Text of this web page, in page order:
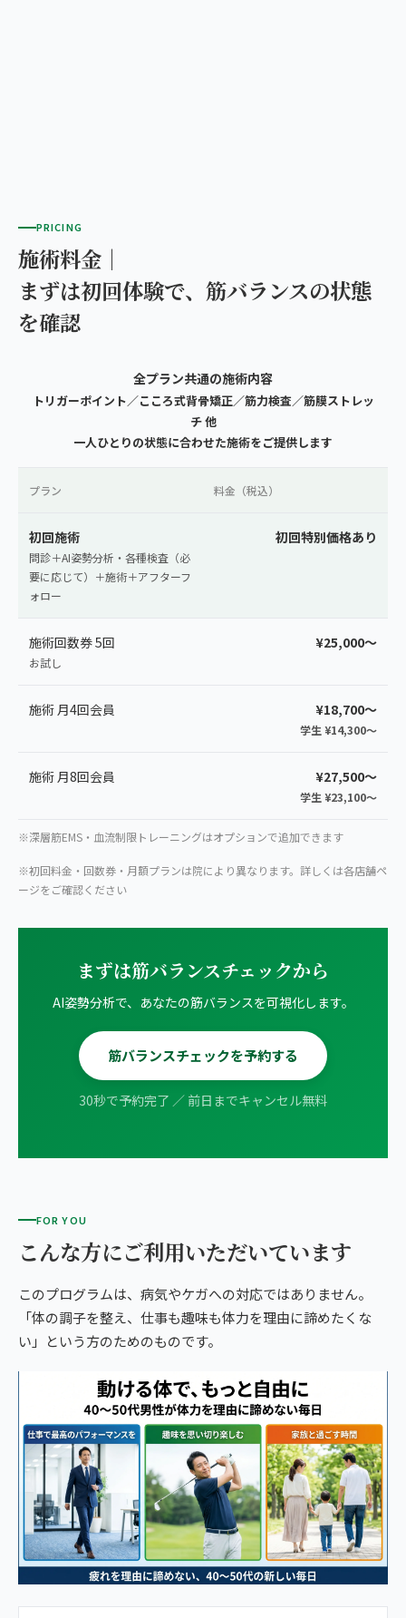
PRICING
施術料金｜
まずは初回体験で、筋バランスの状態
を確認
全プラン共通の施術内容
トリガーポイント／こころ式背骨矯正／筋力検査／筋膜ストレッ
チ 他
一人ひとりの状態に合わせた施術をご提供します
プラン 料金（税込）
初回施術
問診＋AI姿勢分析・各種検査（必
要に応じて）＋施術＋アフターフ
ォロー
初回特別価格あり
施術回数券 5回
お試し
¥25,000〜
施術 月4回会員 ¥18,700〜
学生 ¥14,300〜
施術 月8回会員 ¥27,500〜
学生 ¥23,100〜
※深層筋EMS・血流制限トレーニングはオプションで追加できます
※初回料金・回数券・月額プランは院により異なります。詳しくは各店舗ペ
ージをご確認ください
まずは筋バランスチェックから
AI姿勢分析で、あなたの筋バランスを可視化します。
筋バランスチェックを予約する
30秒で予約完了 ／ 前日までキャンセル無料
FOR YOU
こんな方にご利用いただいています
このプログラムは、病気やケガへの対応ではありません。
「体の調子を整え、仕事も趣味も体力を理由に諦めたくな
い」という方のためのものです。